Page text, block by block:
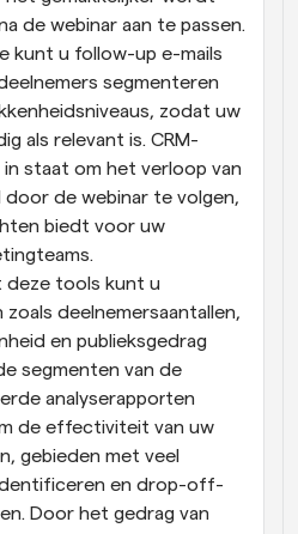
de webinar aan te passen.
kunt u follow-up e-mails
segmenteren
zodat uw
als relevant is. CRM-
staat om het verloop van
door de webinar te volgen,
biedt voor uw
deze tools kunt u
deelnemersaantallen,
en publieksgedrag
segmenten van de
analyserapporten
de effectiviteit van uw
gebieden met veel
en drop-off-
Door het gedrag van